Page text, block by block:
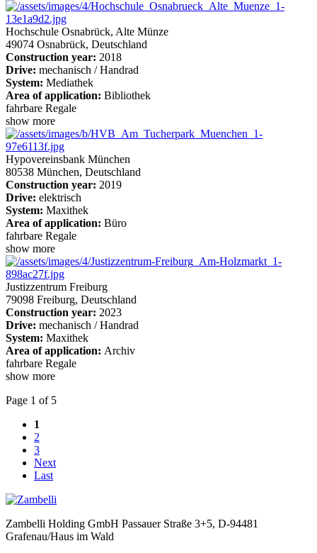
Hochschule Osnabrück, Alte Münze
49074 Osnabrück, Deutschland
Construction year: 2018
Drive: mechanisch / Handrad
System: Mediathek
Area of application: Bibliothek
fahrbare Regale
show more
Hypovereinsbank München
80538 München, Deutschland
Construction year: 2019
Drive: elektrisch
System: Maxithek
Area of application: Büro
fahrbare Regale
show more
Justizzentrum Freiburg
79098 Freiburg, Deutschland
Construction year: 2023
Drive: mechanisch / Handrad
System: Maxithek
Area of application: Archiv
fahrbare Regale
show more
Page 1 of 5
1
2
3
Next
Last
Zambelli Holding GmbH Passauer Straße 3+5, D-94481
Grafenau/Haus im Wald